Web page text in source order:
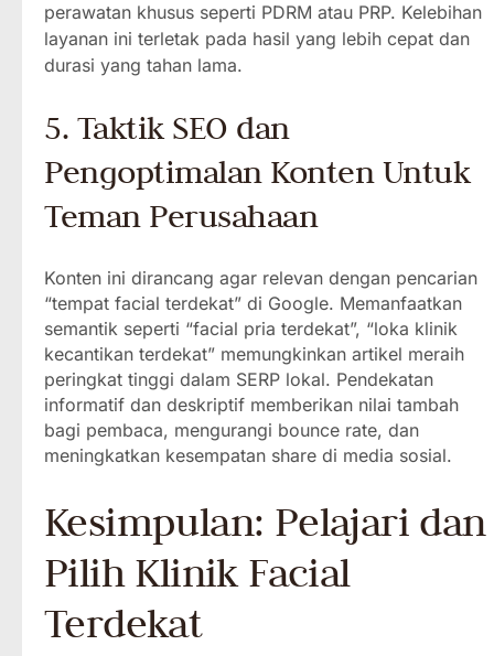
perawatan khusus seperti PDRM atau PRP. Kelebihan
layanan ini terletak pada hasil yang lebih cepat dan
durasi yang tahan lama.
5. Taktik SEO dan
Pengoptimalan Konten Untuk
Teman Perusahaan
Konten ini dirancang agar relevan dengan pencarian
“tempat facial terdekat” di Google. Memanfaatkan
semantik seperti “facial pria terdekat”, “loka klinik
kecantikan terdekat” memungkinkan artikel meraih
peringkat tinggi dalam SERP lokal. Pendekatan
informatif dan deskriptif memberikan nilai tambah
bagi pembaca, mengurangi bounce rate, dan
meningkatkan kesempatan share di media sosial.
Kesimpulan: Pelajari dan
Pilih Klinik Facial
Terdekat